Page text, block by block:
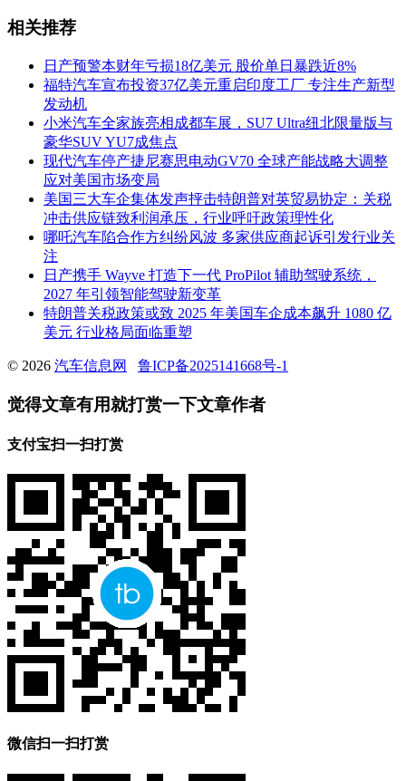
相关推荐
日产预警本财年亏损18亿美元 股价单日暴跌近8%
福特汽车宣布投资37亿美元重启印度工厂 专注生产新型
发动机
小米汽车全家族亮相成都车展，SU7 Ultra纽北限量版与
豪华SUV YU7成焦点
现代汽车停产捷尼赛思电动GV70 全球产能战略大调整
应对美国市场变局
美国三大车企集体发声抨击特朗普对英贸易协定：关税
冲击供应链致利润承压，行业呼吁政策理性化
哪吒汽车陷合作方纠纷风波 多家供应商起诉引发行业关
注
日产携手 Wayve 打造下一代 ProPilot 辅助驾驶系统，
2027 年引领智能驾驶新变革
特朗普关税政策或致 2025 年美国车企成本飙升 1080 亿
美元 行业格局面临重塑
© 2026 汽车信息网 鲁ICP备2025141668号-1
觉得文章有用就打赏一下文章作者
支付宝扫一扫打赏
微信扫一扫打赏